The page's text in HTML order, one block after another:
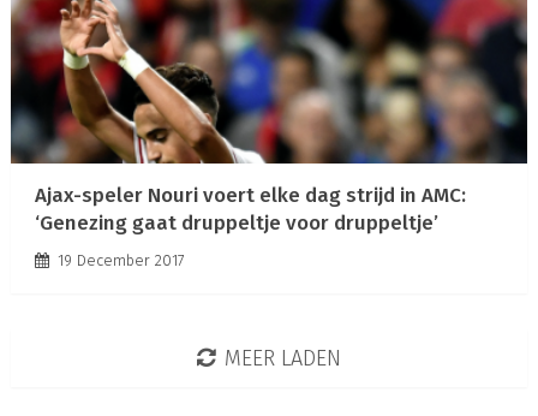
Ajax-speler Nouri voert elke dag strijd in AMC:
‘Genezing gaat druppeltje voor druppeltje’
19 December 2017
MEER LADEN